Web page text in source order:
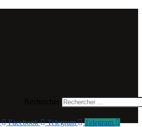
Facebook Telegram Telegram